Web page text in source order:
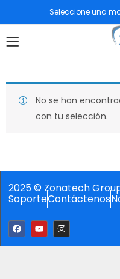
Seleccione una
No se han
con tu selección.
2025 © Zonatech
SoporteContáctenos